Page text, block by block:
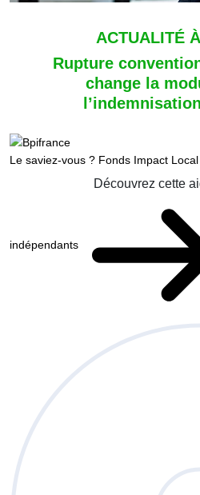
ACTUALITÉ
Rupture
change la
Le saviez-vous ? Fonds Impact
indépendants
Découvrez cette